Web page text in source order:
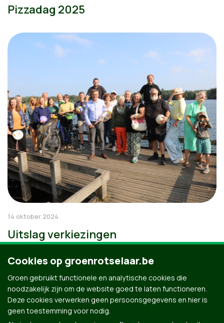
Pizzadag 2025
14 oktober 2024
Uitslag verkiezingen
Cookies op groenrotselaar.be
Groen gebruikt functionele en analytische cookies die
noodzakelijk zijn om de website goed te laten functioneren.
Deze cookies verwerken geen persoonsgegevens en hier is
geen toestemming voor nodig.